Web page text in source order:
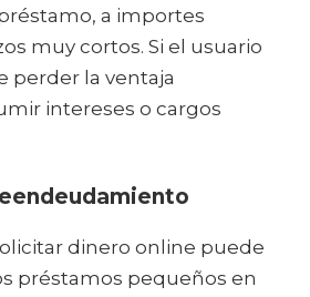
a importes
muy cortos. Si el usuario
perder la ventaja
intereses o cargos
dinero online puede
préstamos pequeños en